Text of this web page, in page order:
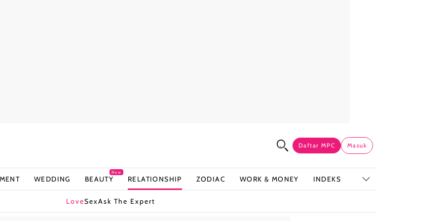
Daftar MPC Masuk
WEDDING BEAUTY
New
RELATIONSHIP ZODIAC WORK & MONEY INDEKS
LoveSexAsk The Expert